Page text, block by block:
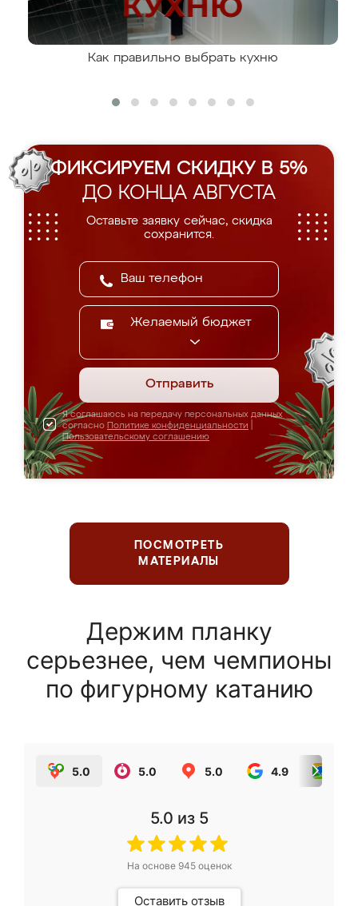
Как правильно выбрать кухню
ФИКСИРУЕМ СКИДКУ В 5%
ДО КОНЦА АВГУСТА
Оставьте заявку сейчас, скидка
сохранится.
Желаемый бюджет
Отправить
Я соглашаюсь на передачу персональных данных
согласно Политике конфиденциальности
Пользовательскому соглашению
ПОСМОТРЕТЬ
МАТЕРИАЛЫ
Держим планку
серьезнее, чем чемпионы
по фигурному катанию
5.0 5.0 5.0 4.9
5.0 из 5
На основе 945оценок
Оставить отзыв